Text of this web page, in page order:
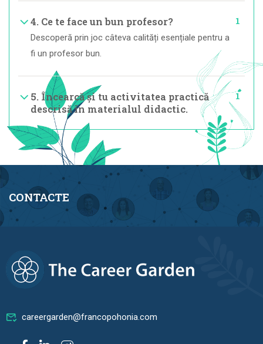
4. Ce te face un bun profesor?
Descoperă prin joc câteva calități esențiale pentru a
fi un profesor bun.
1
5. Încearcă și tu activitatea practică
descrisă în materialul didactic.
1
CONTACTE
careergarden@francopohonia.com